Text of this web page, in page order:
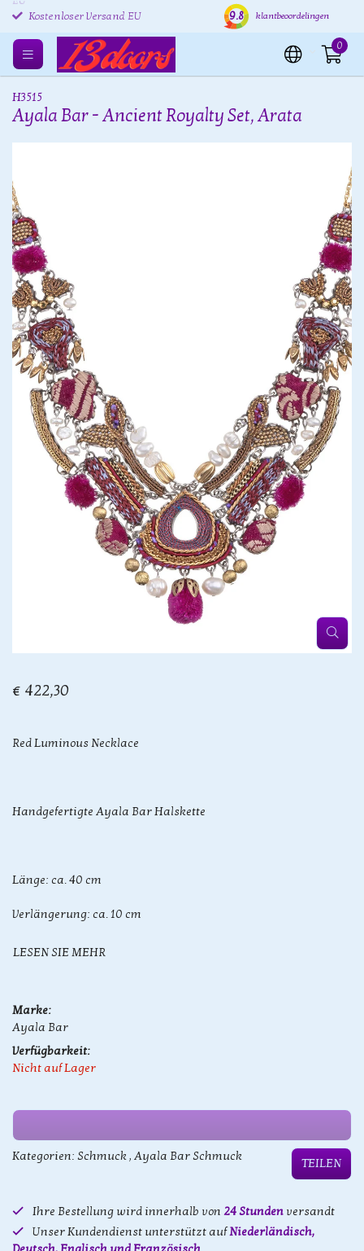
Kostenloser Versand EU
EU
Versand innerhalb von 24
9.8 klantbeoordelingen
0
H3515
Ayala Bar - Ancient Royalty Set, Arata
€ 422,30
Red Luminous Necklace
Handgefertigte Ayala Bar Halskette
Länge: ca. 40 cm
Verlängerung: ca. 10 cm
LESEN SIE MEHR
Marke:
Ayala Bar
Verfügbarkeit:
Nicht auf Lager
Kategorien: Schmuck, Ayala Bar Schmuck
TEILEN
Ihre Bestellung wird innerhalb von 24 Stunden versandt
Unser Kundendienst unterstützt aufNiederländisch,